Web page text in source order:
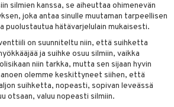
silmien kanssa, se aiheuttaa ohimenevän
joka antaa sinulle muutaman tarpeellisen
puolustautua hätävarjelulain mukaisesti.
on suunniteltu niin, että suihketta
ja suihke osuu silmiin, vaikka
niin tarkka, mutta sen sijaan hyvin
olemme keskittyneet siihen, että
suihketta, nopeasti, sopivan leveässä
otsaan, valuu nopeasti silmiin.